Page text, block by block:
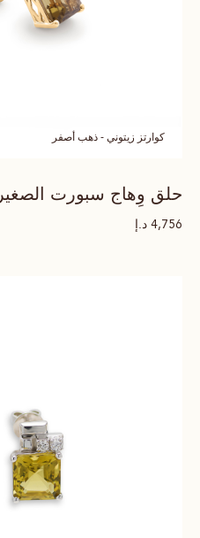
كوارتز زيتوني - ذهب أصفر
حلق وِهاج سبورت الصغير
4,756 د.إ